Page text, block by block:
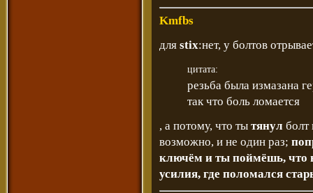
Kmfbs
для stix:нет, у болтов
цитата:
резьба была измазана
так что боль ломается
, а потому, что ты тянул
возможно, и не один раз;
ключём и ты поймёшь, что
усилия, где поломался